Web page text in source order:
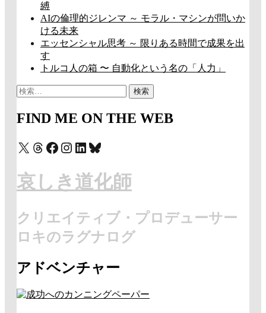
縛
AIの倫理的ジレンマ ～ モラル・マシンが問いか
ける未来
エッセンシャル思考 ～ 限りある時間で成果を出
す
トルコ人の箱 〜 自動化という名の「人力」
検
FIND ME ON THE WEB
X Threads
Facebook
Instagram
LinkedIn
Bluesky
哀しき道化師
クリエイティブ・プロデューサー
ロキのラグナログ
アドベンチャー